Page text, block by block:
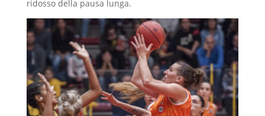
ridosso della pausa lunga.